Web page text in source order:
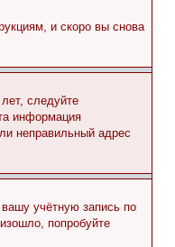
и скоро вы снова
следуйте
информация
неправильный адрес
учётную запись по
попробуйте